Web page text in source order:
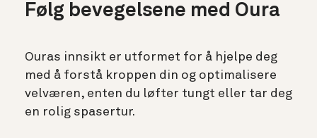
Følg bevegelsene med Oura
Ouras innsikt er utformet for å hjelpe deg
med å forstå kroppen din og optimalisere
velværen, enten du løfter tungt eller tar deg
en rolig spasertur.